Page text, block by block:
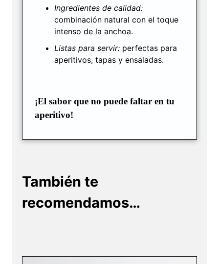
Ingredientes de calidad:
combinación natural con el toque
intenso de la anchoa.
Listas para servir: perfectas para
aperitivos, tapas y ensaladas.
¡El sabor que no puede faltar en tu
aperitivo!
También te
recomendamos…